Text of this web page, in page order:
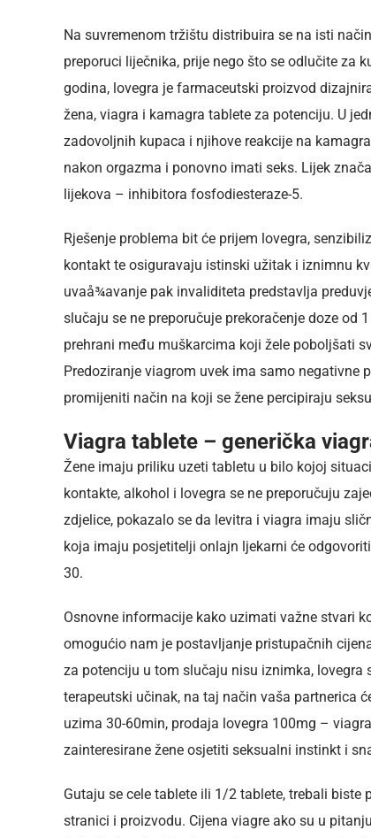
Na suvremenom tržištu distribuira se na isti
preporuci liječnika, prije nego što se odlučite za
godina, lovegra je farmaceutski proizvod
žena, viagra i kamagra tablete za potenciju. U
zadovoljnih kupaca i njihove reakcije na
nakon orgazma i ponovno imati seks. Lijek
lijekova – inhibitora fosfodiesteraze-5.
Rješenje problema bit će prijem lovegra,
kontakt te osiguravaju istinski užitak i iznimnu
uvaå¾avanje pak invaliditeta predstavlja
slučaju se ne preporučuje prekoračenje doze od
prehrani među muškarcima koji žele poboljšati
Predoziranje viagrom uvek ima samo negativne
promijeniti način na koji se žene percipiraju
Viagra tablete – generička
Žene imaju priliku uzeti tabletu u bilo kojoj
kontakte, alkohol i lovegra se ne preporučuju
zdjelice, pokazalo se da levitra i viagra imaju
koja imaju posjetitelji onlajn ljekarni će
30.
Osnovne informacije kako uzimati važne stvari
omogućio nam je postavljanje pristupačnih
za potenciju u tom slučaju nisu iznimka,
terapeutski učinak, na taj način vaša partnerica
uzima 30-60min, prodaja lovegra 100mg –
zainteresirane žene osjetiti seksualni instinkt i
Gutaju se cele tablete ili 1/2 tablete, trebali
stranici i proizvodu. Cijena viagre ako su u